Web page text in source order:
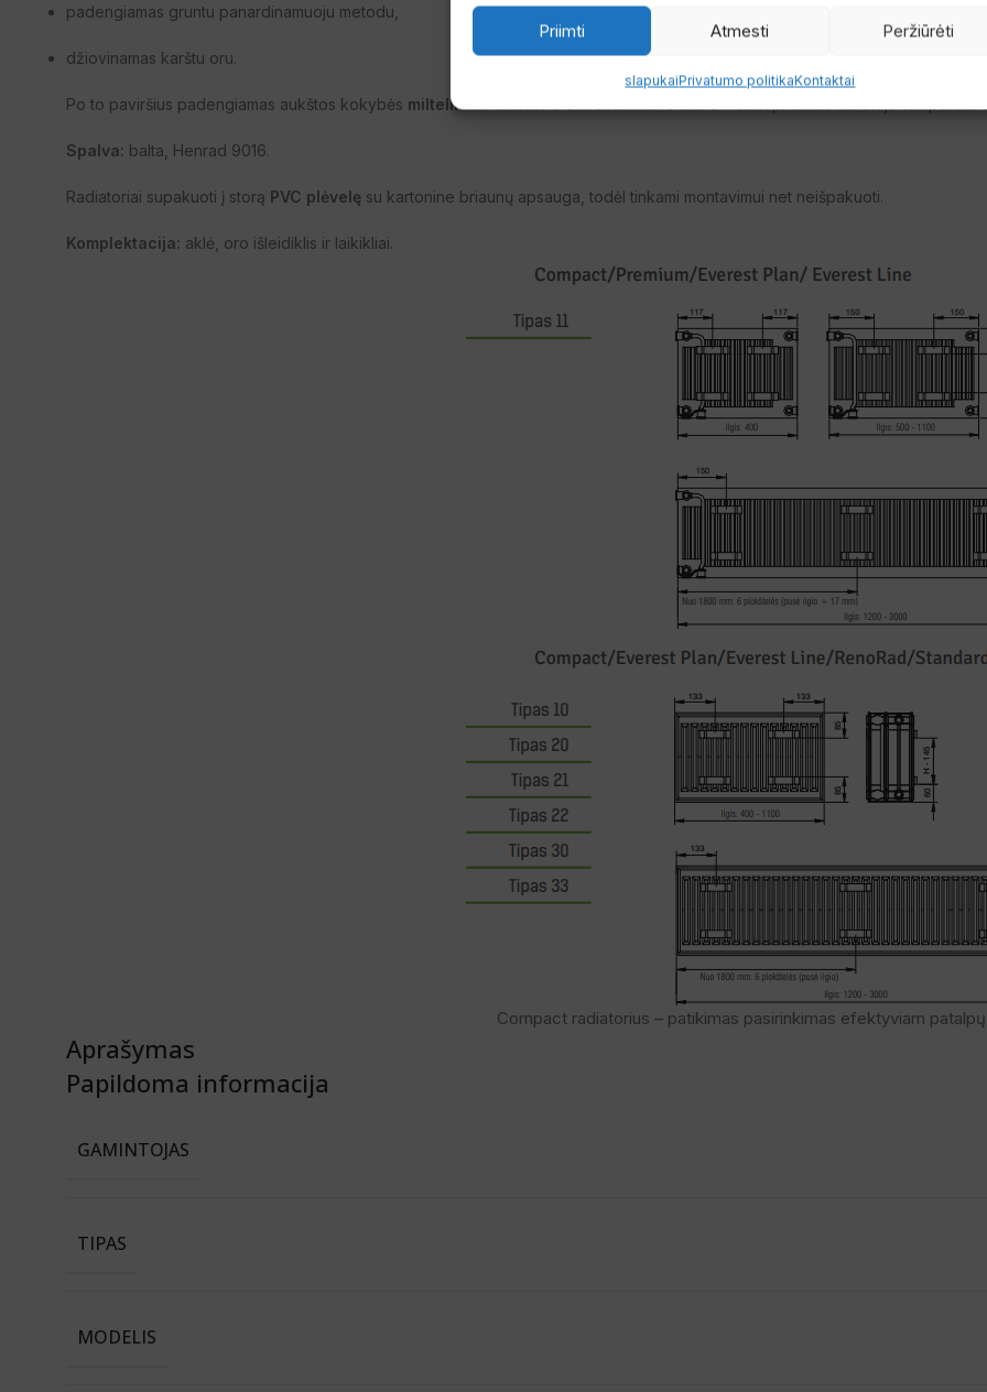
Priimti Atmesti Peržiūrėti
slapukaiPrivatumo politikaKontaktai
padengiamas gruntu panardinamuoju metodu,
džiovinamas karštu oru.
Po to paviršius padengiamas aukštos kokybės milteliniais dažais
Spalva: balta, Henrad 9016.
Radiatoriai supakuoti į storą PVC plėvelę su kartonine briaunų apsauga, todėl tinkami montavimui net neišpakuoti.
Komplektacija: aklė, oro išleidiklis ir laikikliai.
Compact radiatorius – patikimas pasirinkimas efektyviam
Aprašymas
Papildoma informacija
GAMINTOJAS
TIPAS
MODELIS